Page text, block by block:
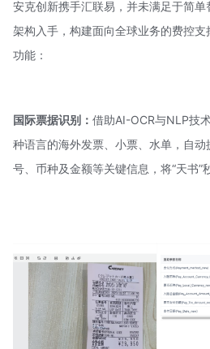
安克创新携手汇联易，并未满足于简
架构入手，构建面向全球业务的费控
功能：
国际票据识别： 借助AI-OCR与NLP技
种语言的海外发票、小票、水单，自
号、币种及金额等关键信息，将“天书”